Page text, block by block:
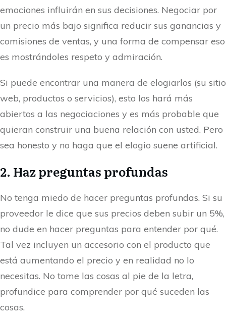
emociones influirán en sus decisiones. Negociar por
un precio más bajo significa reducir sus ganancias y
comisiones de ventas, y una forma de compensar eso
es mostrándoles respeto y admiración.
Si puede encontrar una manera de elogiarlos (su sitio
web, productos o servicios), esto los hará más
abiertos a las negociaciones y es más probable que
quieran construir una buena relación con usted. Pero
sea honesto y no haga que el elogio suene artificial.
2. Haz preguntas profundas
No tenga miedo de hacer preguntas profundas. Si su
proveedor le dice que sus precios deben subir un 5%,
no dude en hacer preguntas para entender por qué.
Tal vez incluyen un accesorio con el producto que
está aumentando el precio y en realidad no lo
necesitas. No tome las cosas al pie de la letra,
profundice para comprender por qué suceden las
cosas.